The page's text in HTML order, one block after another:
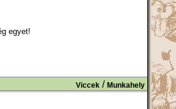
egyet!
Viccek/ Munkahely